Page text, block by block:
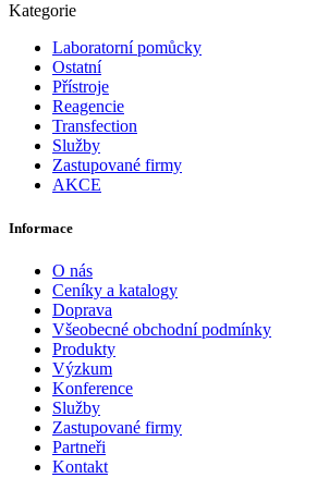
Kategorie
Laboratorní pomůcky
Ostatní
Přístroje
Reagencie
Transfection
Služby
Zastupované firmy
AKCE
Informace
O nás
Ceníky a katalogy
Doprava
Všeobecné obchodní podmínky
Produkty
Výzkum
Konference
Služby
Zastupované firmy
Partneři
Kontakt